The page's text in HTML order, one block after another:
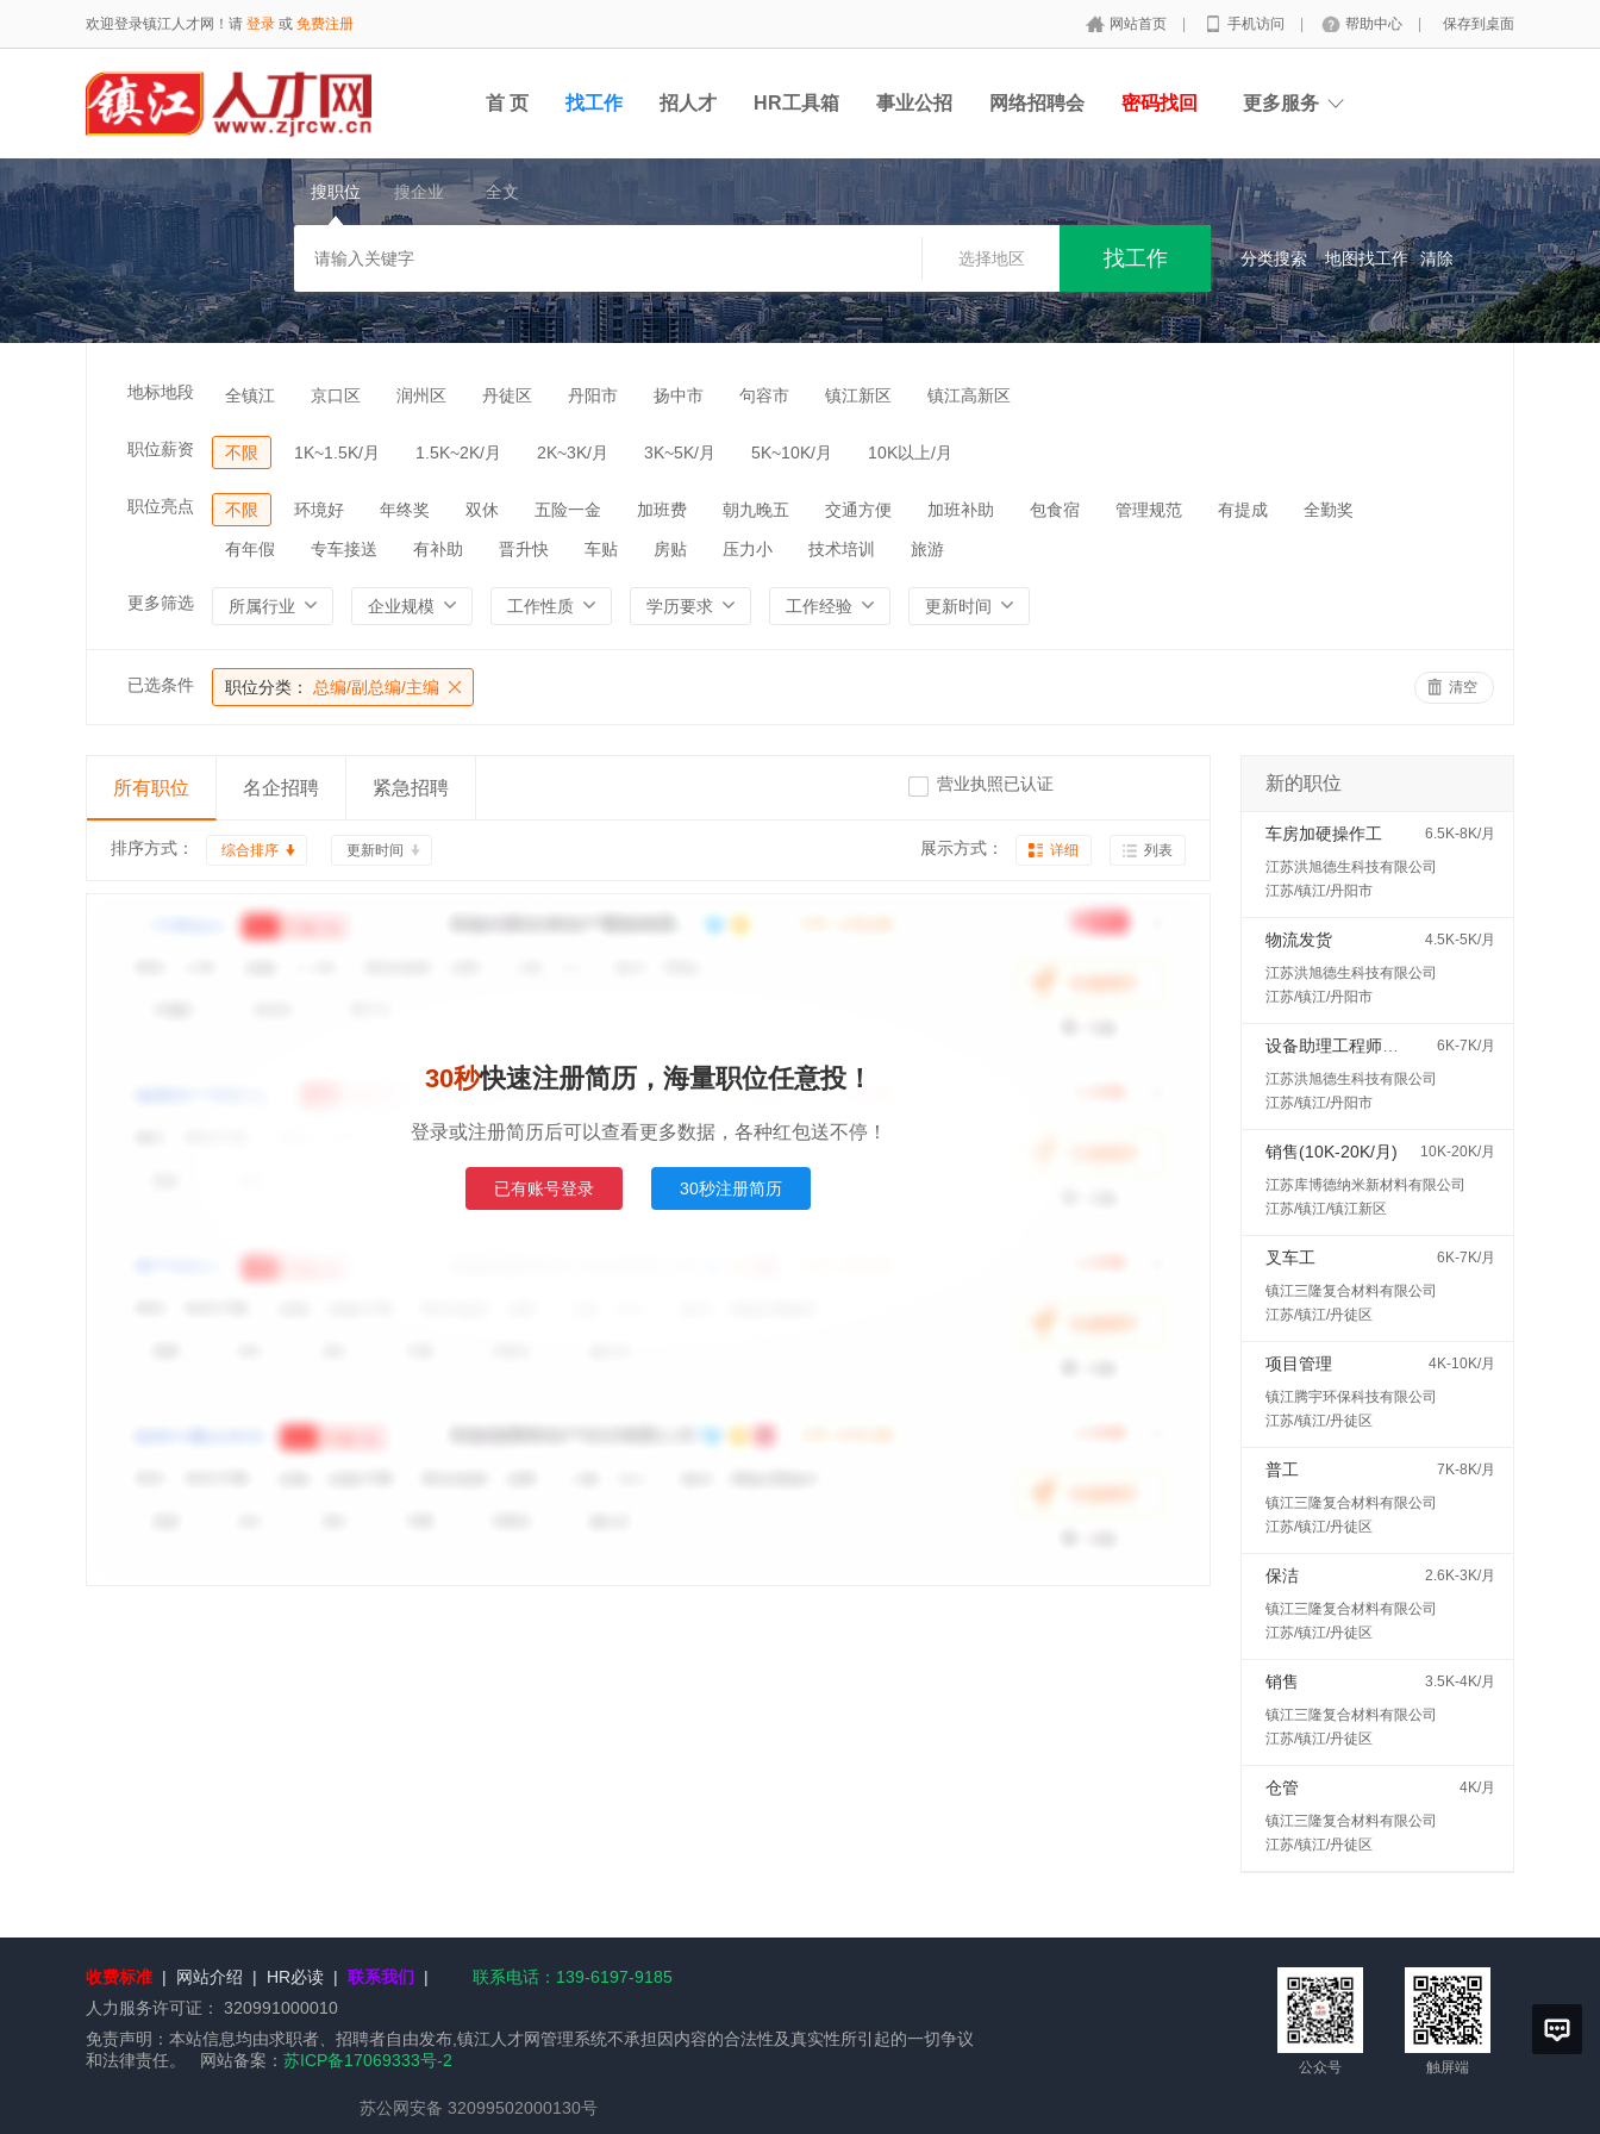
欢迎登录镇江人才网！请 登录 或 免费注册 网站首页 手机访问 帮助中心 保存到桌面
首 页 找工作 招人才 HR工具箱 事业公招 网络招聘会 密码找回 更多服务
搜职位 搜企业 全文
选择地区 分类搜索 地图找工作 清除
地标地段 全镇江 京口区 润州区 丹徒区 丹阳市 扬中市 句容市 镇江新区 镇江高新区
职位薪资 不限 1K~1.5K/月 1.5K~2K/月 2K~3K/月 3K~5K/月 5K~10K/月 10K以上/月
职位亮点 不限 环境好 年终奖 双休 五险一金 加班费 朝九晚五 交通方便 加班补助 包食宿 管理规范 有提成 全勤奖
有年假 专车接送 有补助 晋升快 车贴 房贴 压力小 技术培训 旅游
更多筛选 所属行业 企业规模 工作性质 学历要求 工作经验 更新时间
已选条件 职位分类： 总编/副总编/主编 清空
所有职位 名企招聘 紧急招聘 营业执照已认证
排序方式： 综合排序 更新时间 展示方式： 详细 列表
30秒快速注册简历，海量职位任意投！
登录或注册简历后可以查看更多数据，各种红包送不停！
已有账号登录 30秒注册简历
新的职位
车房加硬操作工
6.5K-8K/月
江苏洪旭德生科技有限公司
江苏/镇江/丹阳市
物流发货
4.5K-5K/月
江苏洪旭德生科技有限公司
江苏/镇江/丹阳市
6K-7K/月
江苏洪旭德生科技有限公司
江苏/镇江/丹阳市
销售(10K-20K/月)
10K-20K/月
江苏库博德纳米新材料有限公司
江苏/镇江/镇江新区
叉车工
6K-7K/月
镇江三隆复合材料有限公司
江苏/镇江/丹徒区
项目管理
4K-10K/月
镇江腾宇环保科技有限公司
江苏/镇江/丹徒区
普工
7K-8K/月
镇江三隆复合材料有限公司
江苏/镇江/丹徒区
保洁
2.6K-3K/月
镇江三隆复合材料有限公司
江苏/镇江/丹徒区
销售
3.5K-4K/月
镇江三隆复合材料有限公司
江苏/镇江/丹徒区
仓管
4K/月
镇江三隆复合材料有限公司
江苏/镇江/丹徒区
收费标准 | 网站介绍 | HR必读 | 联系我们 |
联系电话：139-6197-9185
人力服务许可证：
320991000010
免责声明：本站信息均由求职者、招聘者自由发布,镇江人才网管理系统不承担因内容的合法性及真实性所引起的一切争议
和法律责任。 网站备案： 苏ICP备17069333号-2
苏公网安备 32099502000130号
公众号 触屏端